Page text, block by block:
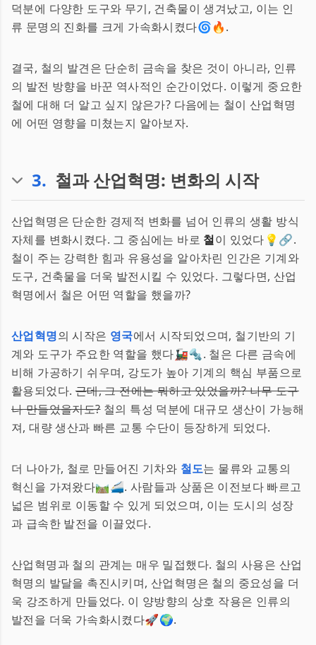
덕분에 다양한 도구와 무기, 건축물이 생겨났고, 이는 인
류 문명의 진화를 크게 가속화시켰다🌀🔥.
결국, 철의 발견은 단순히 금속을 찾은 것이 아니라, 인류
의 발전 방향을 바꾼 역사적인 순간이었다. 이렇게 중요한
철에 대해 더 알고 싶지 않은가? 다음에는 철이 산업혁명
에 어떤 영향을 미쳤는지 알아보자.
3. 철과 산업혁명: 변화의 시작
산업혁명은 단순한 경제적 변화를 넘어 인류의 생활 방식
자체를 변화시켰다. 그 중심에는 바로 철이 있었다💡🔗.
철이 주는 강력한 힘과 유용성을 알아차린 인간은 기계와
도구, 건축물을 더욱 발전시킬 수 있었다. 그렇다면, 산업
혁명에서 철은 어떤 역할을 했을까?
산업혁명의 시작은 영국에서 시작되었으며, 철기반의 기
계와 도구가 주요한 역할을 했다🚂🔩. 철은 다른 금속에
비해 가공하기 쉬우며, 강도가 높아 기계의 핵심 부품으로
활용되었다.근데, 그 전에는 뭐하고 있었을까? 나무 도구
나 만들었을지도?철의 특성 덕분에 대규모 생산이 가능해
져, 대량 생산과 빠른 교통 수단이 등장하게 되었다.
더 나아가, 철로 만들어진 기차와 철도는 물류와 교통의
혁신을 가져왔다🛤️🚄. 사람들과 상품은 이전보다 빠르고
넓은 범위로 이동할 수 있게 되었으며, 이는 도시의 성장
과 급속한 발전을 이끌었다.
산업혁명과 철의 관계는 매우 밀접했다. 철의 사용은 산업
혁명의 발달을 촉진시키며, 산업혁명은 철의 중요성을 더
욱 강조하게 만들었다. 이 양방향의 상호 작용은 인류의
발전을 더욱 가속화시켰다🚀🌍.